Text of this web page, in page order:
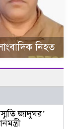
নিহত
জাদুঘর’